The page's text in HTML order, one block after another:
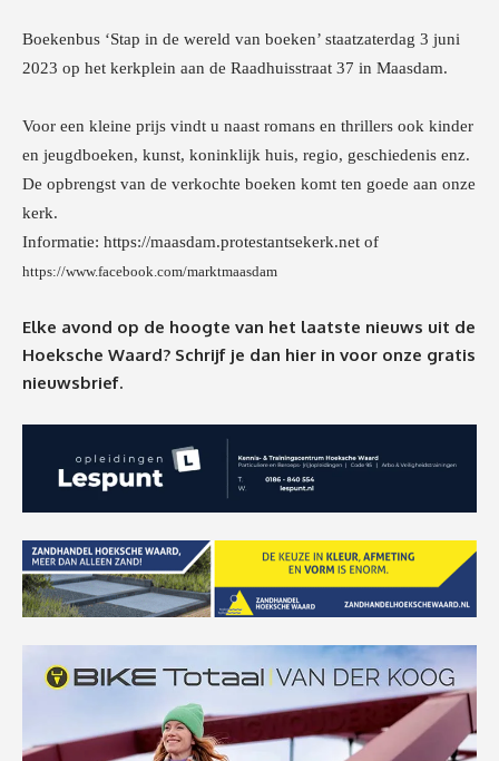
Boekenbus ‘Stap in de wereld van boeken’ staatzaterdag 3 juni
2023 op het kerkplein aan de Raadhuisstraat 37 in Maasdam.
Voor een kleine prijs vindt u naast romans en thrillers ook kinder
en jeugdboeken, kunst, koninklijk huis, regio, geschiedenis enz.
De opbrengst van de verkochte boeken komt ten goede aan onze
kerk.
Informatie: https://maasdam.protestantsekerk.net of
https://www.facebook.com/marktmaasdam
Elke avond op de hoogte van het laatste nieuws uit de
Hoeksche Waard? Schrijf je dan hier in voor onze gratis
nieuwsbrief.